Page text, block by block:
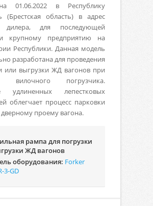
01.06.2022 в Республику
(Брестская область) в адрес
дилера, для последующей
крупному предприятию на
Республики. Данная модель
разработана для проведения
или выгрузки ЖД вагонов при
вилочного погрузчика.
удлиненных лепестковых
облегчает процесс парковки
проему вагона.
рампа для погрузки
ЖД вагонов
оборудования: Forker
3-GD